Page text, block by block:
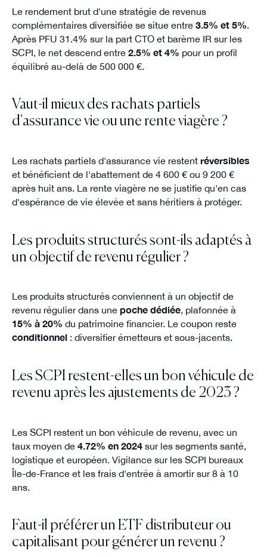
Le rendement brut d'une stratégie de revenus
complémentaires diversifiée se situe entre 3.5% et 5%.
Après PFU 31.4% sur la part CTO et barème IR sur les
SCPI, le net descend entre 2.5% et 4% pour un profil
équilibré au-delà de 500 000 €.
Vaut-il mieux des rachats partiels
d'assurance vie ou une rente viagère ?
Les rachats partiels d'assurance vie restent réversibles
et bénéficient de l'abattement de 4 600 € ou 9 200 €
après huit ans. La rente viagère ne se justifie qu'en cas
d'espérance de vie élevée et sans héritiers à protéger.
Les produits structurés sont-ils adaptés à
un objectif de revenu régulier ?
Les produits structurés conviennent à un objectif de
revenu régulier dans une poche dédiée, plafonnée à
15% à 20% du patrimoine financier. Le coupon reste
conditionnel: diversifier émetteurs et sous-jacents.
Les SCPI restent-elles un bon véhicule de
revenu après les ajustements de 2023 ?
Les SCPI restent un bon véhicule de revenu, avec un
taux moyen de 4.72% en 2024sur les segments santé,
logistique et européen. Vigilance sur les SCPI bureaux
Île-de-France et les frais d'entrée à amortir sur 8 à 10
ans.
Faut-il préférer un ETF distributeur ou
capitalisant pour générer un revenu ?